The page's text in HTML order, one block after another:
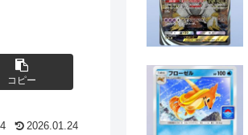
コピー
2026.01.24